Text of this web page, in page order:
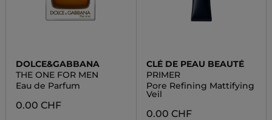
DOLCE&GABBANA
THE ONE FOR MEN
Eau de Parfum
0.00 CHF
CLÉ DE PEAU BEAUTÉ
PRIMER
Pore Refining Mattifying
Veil
0.00 CHF